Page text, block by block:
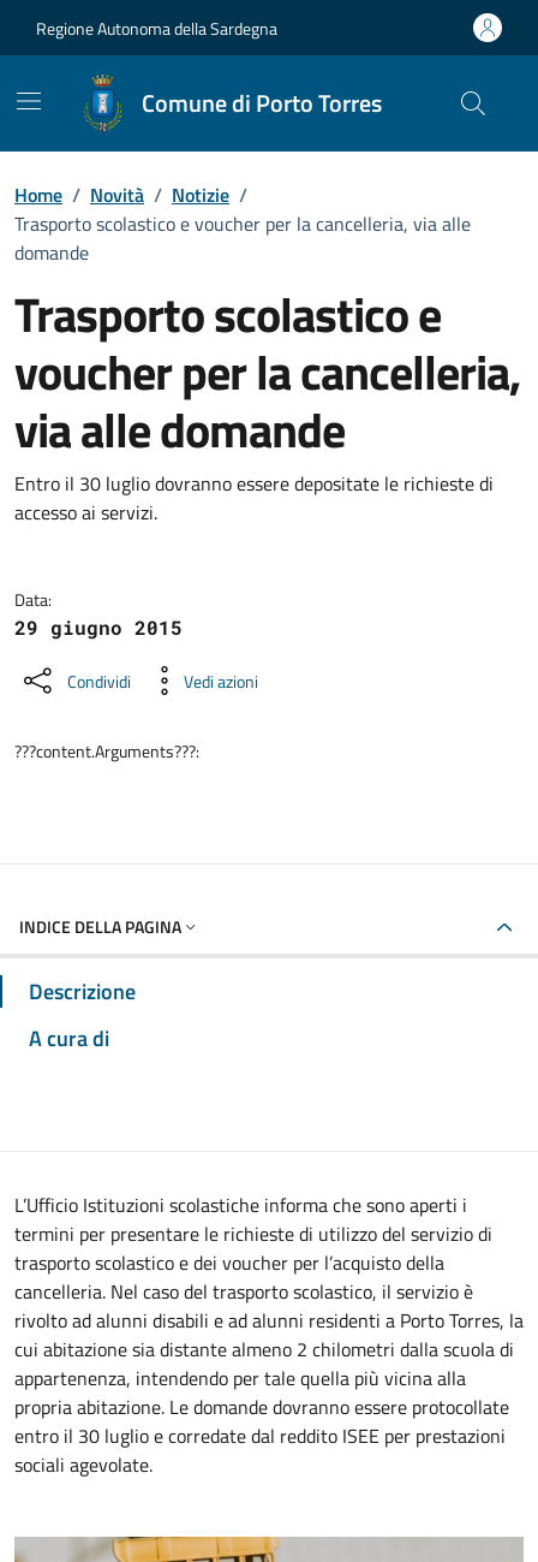
Regione Autonoma della Sardegna
Comune di Porto Torres
Home / Novità / Notizie /
Trasporto scolastico e voucher per la cancelleria, via alle
domande
Trasporto scolastico e
voucher per la cancelleria,
via alle domande
Dettagli della notizia
Entro il 30 luglio dovranno essere depositate le richieste di
accesso ai servizi.
Data:
29 giugno 2015
Condividi Vedi azioni
???content.Arguments???:
INDICE DELLA PAGINA
Descrizione
A cura di
L’Ufficio Istituzioni scolastiche informa che sono aperti i
termini per presentare le richieste di utilizzo del servizio di
trasporto scolastico e dei voucher per l’acquisto della
cancelleria. Nel caso del trasporto scolastico, il servizio è
rivolto ad alunni disabili e ad alunni residenti a Porto Torres, la
cui abitazione sia distante almeno 2 chilometri dalla scuola di
appartenenza, intendendo per tale quella più vicina alla
propria abitazione. Le domande dovranno essere protocollate
entro il 30 luglio e corredate dal reddito ISEE per prestazioni
sociali agevolate.